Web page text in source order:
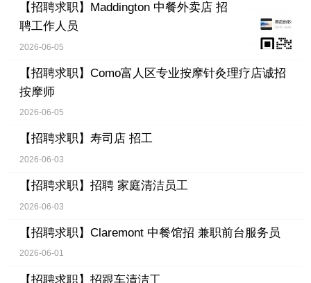
【招聘求职】 Maddington 中餐外卖店 招
聘工作人员
2026-06-05
【招聘求职】 Como富人区专业按摩针灸理疗店诚招
按摩师
2026-06-05
【招聘求职】 寿司店 招工
2026-06-03
【招聘求职】 招聘 家庭清洁员工
2026-06-03
【招聘求职】 Claremont 中餐馆招 兼职前台服务员
2026-06-01
【招聘求职】 招跟车清洁工